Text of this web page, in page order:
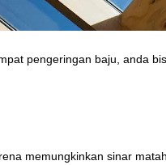
pengeringan baju, anda
memungkinkan sinar